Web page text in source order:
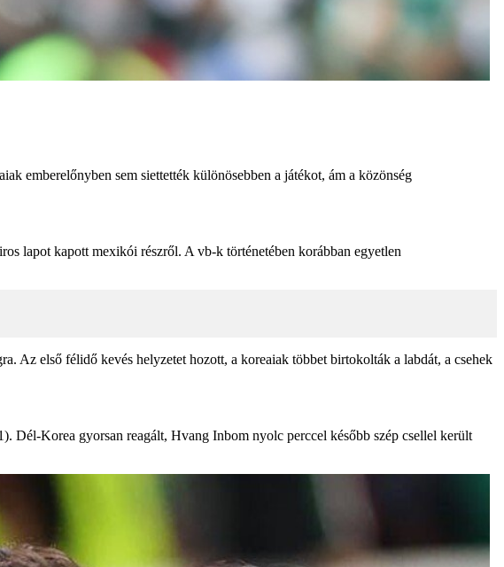
emberelőnyben sem siettették különösebben a játékot, ám a közönség
lapot kapott mexikói részről. A vb-k történetében korábban egyetlen
Az első félidő kevés helyzetet hozott, a koreaiak többet birtokolták a labdát, a csehek
Dél-Korea gyorsan reagált, Hvang Inbom nyolc perccel később szép csellel került